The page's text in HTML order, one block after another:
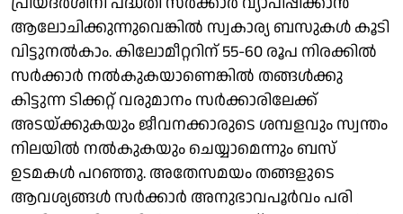
ആലോചിക്കുന്നുവെങ്കിൽ സ്വകാര്യ ബസുകൾ കൂടി
വിട്ടുനൽകാം. കിലോമീറ്ററിന് 55-60 രൂപ നിരക്കിൽ
സർക്കാർ നൽകുകയാണെങ്കിൽ തങ്ങൾക്കു
കിട്ടുന്ന ടിക്കറ്റ് വരുമാനം സർക്കാരിലേക്ക്
അടയ്ക്കുകയും ജീവനക്കാരുടെ ശമ്പളവും സ്വന്തം
നിലയിൽ നൽകുകയും ചെയ്യാമെന്നും ബസ്
ഉടമകൾ പറഞ്ഞു. അതേസമയം തങ്ങളുടെ
ആവശ്യങ്ങൾ സർക്കാർ അനുഭാവപൂർവം പരി​